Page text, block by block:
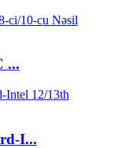
...
I...